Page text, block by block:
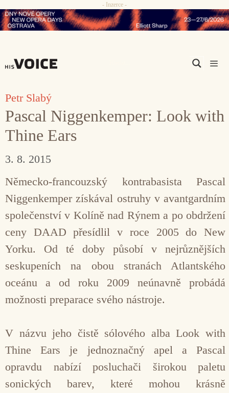
Přeskočit
na
- Inzerce -
Petr Slabý
Pascal Niggenkemper: Look with
Thine Ears
3. 8. 2015
Německo-francouzský kontrabasista Pascal
Niggenkemper získával ostruhy v avantgardním
společenství v Kolíně nad Rýnem a po obdržení
ceny DAAD přesídlil v roce 2005 do New
Yorku. Od té doby působí v nejrůznějších
seskupeních na obou stranách Atlantského
oceánu a od roku 2009 neúnavně probádá
možnosti preparace svého nástroje.
V názvu jeho čistě sólového alba Look with
Thine Ears je jednoznačný apel a Pascal
opravdu nabízí posluchači širokou paletu
sonických barev, které mohou krásně